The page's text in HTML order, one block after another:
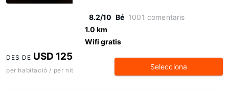
8.2/10 Bé 1001 comentaris
1.0 km
Wifi gratis
DES DE USD 125
per habitació / per nit Selecciona